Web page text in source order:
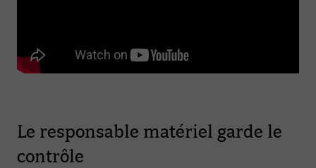
Le responsable matériel garde le
contrôle